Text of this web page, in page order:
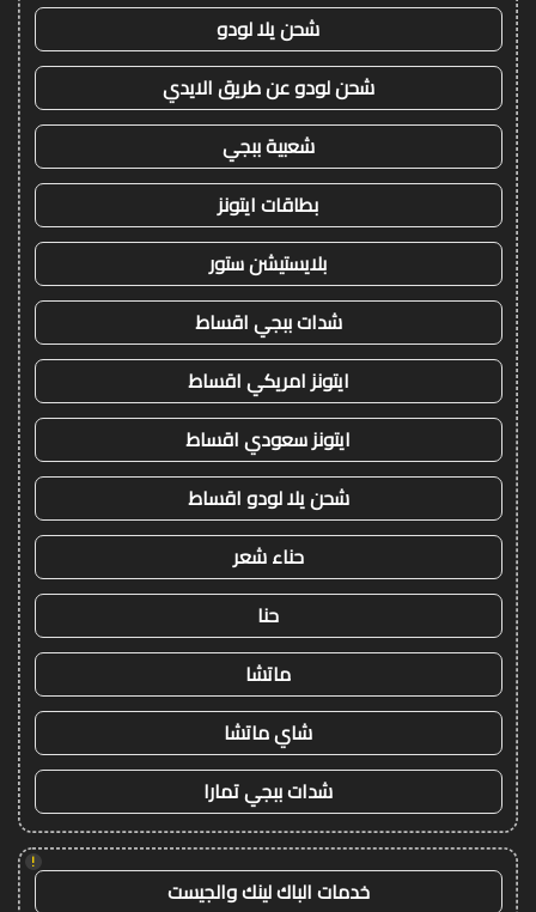
شحن يلا لودو
شحن لودو عن طريق الايدي
شعبية ببجي
بطاقات ايتونز
بلايستيشن ستور
شدات ببجي اقساط
ايتونز امريكي اقساط
ايتونز سعودي اقساط
شحن يلا لودو اقساط
حناء شعر
حنا
ماتشا
شاي ماتشا
شدات ببجي تمارا
!
خدمات الباك لينك والجيست